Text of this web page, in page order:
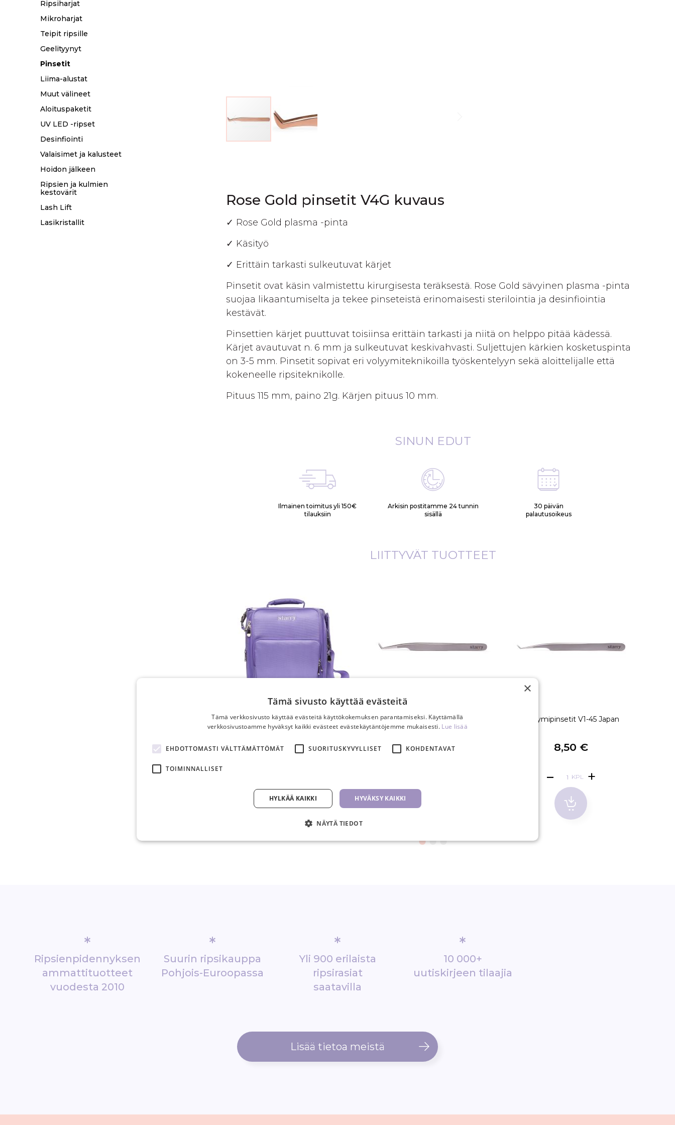
Ripsiharjat
Mikroharjat
Teipit ripsille
Geelityynyt
Pinsetit
Liima-alustat
Muut välineet
Aloituspaketit
UV LED -ripset
Desinfiointi
Valaisimet ja kalusteet
Hoidon jälkeen
Ripsien ja kulmien
kestovärit
Lash Lift
Lasikristallit
of
the
images
Rose Gold pinsetit V4G kuvaus
✓ Rose Gold plasma -pinta
✓ Käsityö
✓ Erittäin tarkasti sulkeutuvat kärjet
Pinsetit ovat käsin valmistettu kirurgisesta teräksestä. Rose Gold sävyinen plasma -pinta
suojaa likaantumiselta ja tekee pinseteistä erinomaisesti sterilointia ja desinfiointia
kestävät.
Pinsettien kärjet puuttuvat toisiinsa erittäin tarkasti ja niitä on helppo pitää kädessä.
Kärjet avautuvat n. 6 mm ja sulkeutuvat keskivahvasti. Suljettujen kärkien kosketuspinta
on 3-5 mm. Pinsetit sopivat eri volyymiteknikoilla työskentelyyn sekä aloittelijalle että
kokeneelle ripsiteknikolle.
Pituus 115 mm, paino 21g. Kärjen pituus 10 mm.
SINUN EDUT
Ilmainen toimitus yli 150€
tilauksiin
Arkisin postitamme 24 tunnin
sisällä
30 päivän
palautusoikeus
LIITTYVÄT TUOTTEET
Ripsiteknikon kosmetiikkalaukku
59,00 €
Volyymipinsetit V1-60 Japan
8,50 €
Volyymipinsetit V1-45 Japan
8,50 €
KPL
*
Ripsienpidennyksen
ammattituotteet
vuodesta 2010
*
Suurin ripsikauppa
Pohjois-Euroopassa
*
Yli 900 erilaista
ripsirasiat
saatavilla
*
10 000+
uutiskirjeen tilaajia
Lisää tietoa meistä
×
Tämä sivusto käyttää evästeitä
Tämä verkkosivusto käyttää evästeitä käyttökokemuksen parantamiseksi. Käyttämällä
verkkosivustoamme hyväksyt kaikki evästeet evästekäytäntöjemme mukaisesti. Lue lisää
EHDOTTOMASTI VÄLTTÄMÄTTÖMÄT SUORITUSKYVYLLISET KOHDENTAVAT
TOIMINNALLISET
HYVÄKSY KAIKKI
HYLKÄÄ KAIKKI
NÄYTÄ TIEDOT